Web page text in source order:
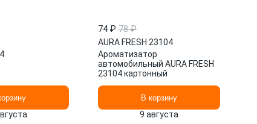
74 ₽ 78 ₽
AURA FRESH·23104
Ароматизатор
автомобильный AURA FRESH
23104 картонный
В корзину
9 августа